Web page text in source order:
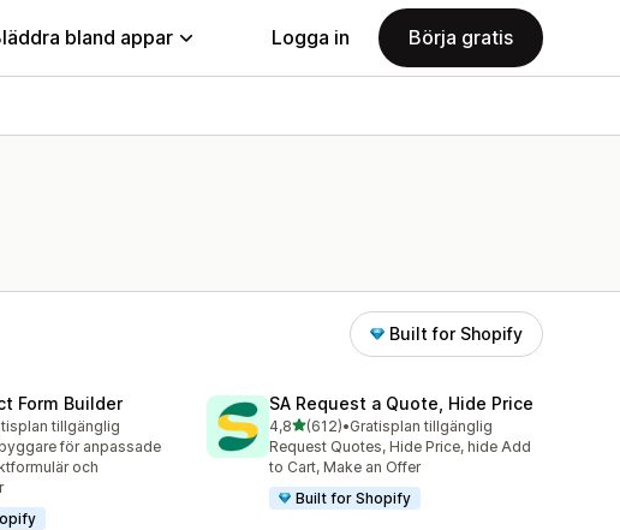
bland appar Logga in Börja gratis
Built for Shopify
Form Builder
totalt tillgänglig
för anpassade
och
SA Request a Quote, Hide Price
4,8av 5 stjärnor
(612)
612 recensioner totalt
•Gratisplan tillgänglig
Request Quotes, Hide Price, hide Add
to Cart, Make an Offer
Built for Shopify